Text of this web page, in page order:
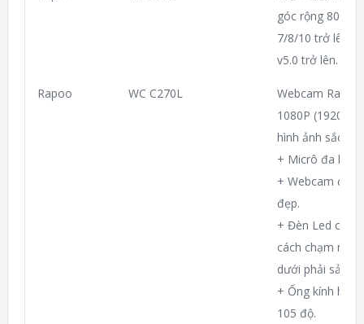
góc rộng 80 độ
7/8/10 trở lên,
v5.0 trở lên.
Rapoo WC C270L
Webcam
1080P
hình ảnh sắc
+ Micrô đa
+ Webcam đi
đẹp.
+ Đèn Led có 3
cách chạm nhẹ
dưới phải sản
+ Ống kính hỗn
105 độ.